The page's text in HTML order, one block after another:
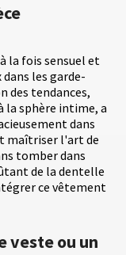
la fois sensuel et
les garde-
des tendances,
la sphère intime, a
dans
maîtriser l'art de
tomber dans
de la dentelle
ce vêtement
veste ou un